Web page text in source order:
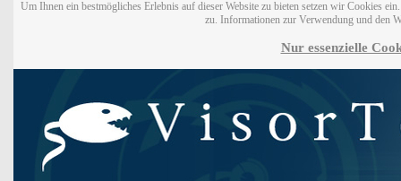
Um Ihnen ein bestmögliches Erlebnis auf dieser Website zu bieten setzen wir Cookies
zu. Informationen zur Verwendung und den
Nur essenzielle